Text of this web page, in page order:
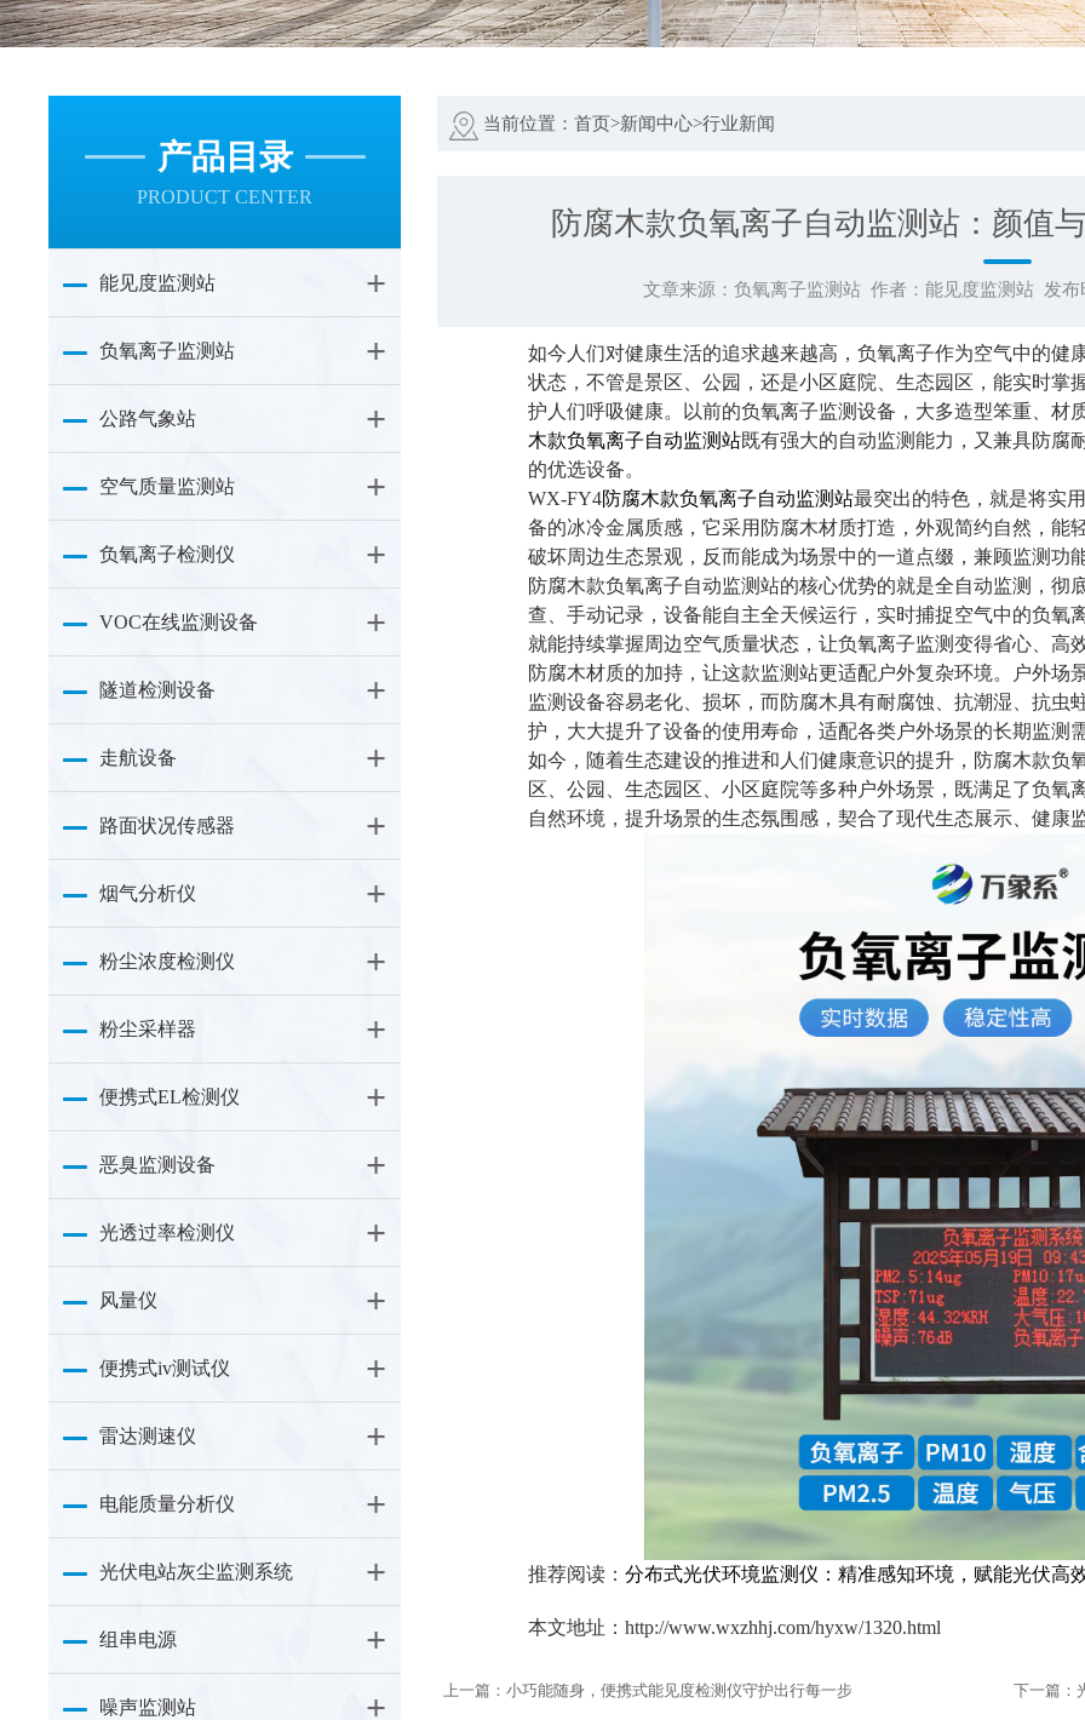
产品目录
PRODUCT CENTER
能见度监测站
负氧离子监测站
公路气象站
空气质量监测站
负氧离子检测仪
VOC在线监测设备
隧道检测设备
走航设备
路面状况传感器
烟气分析仪
粉尘浓度检测仪
粉尘采样器
便携式EL检测仪
恶臭监测设备
光透过率检测仪
风量仪
便携式iv测试仪
雷达测速仪
电能质量分析仪
光伏电站灰尘监测系统
组串电源
噪声监测站
当前位置： 首页>新闻中心>行业新闻
防腐木款负氧离子自动监测站：颜值
文章来源：负氧离子监测站 作者：能见度监测站 发布
如今人们对健康生活的追求越来越高，负氧离子作为空气中的健
状态，不管是景区、公园，还是小区庭院、生态园区，能实时掌
护人们呼吸健康。以前的负氧离子监测设备，大多造型笨重、材
木款负氧离子自动监测站既有强大的自动监测能力，又兼具防腐
的优选设备。
WX-FY4防腐木款负氧离子自动监测站最突出的特色，就是将实
备的冰冷金属质感，它采用防腐木材质打造，外观简约自然，能
破坏周边生态景观，反而能成为场景中的一道点缀，兼顾监测功
防腐木款负氧离子自动监测站的核心优势的就是全自动监测，彻
查、手动记录，设备能自主全天候运行，实时捕捉空气中的负氧
就能持续掌握周边空气质量状态，让负氧离子监测变得省心、高
防腐木材质的加持，让这款监测站更适配户外复杂环境。户外场
监测设备容易老化、损坏，而防腐木具有耐腐蚀、抗潮湿、抗虫
护，大大提升了设备的使用寿命，适配各类户外场景的长期监测
如今，随着生态建设的推进和人们健康意识的提升，防腐木款负
区、公园、生态园区、小区庭院等多种户外场景，既满足了负氧
自然环境，提升场景的生态氛围感，契合了现代生态展示、健康
推荐阅读：分布式光伏环境监测仪：精准感知环境，赋能光伏高
本文地址：http://www.wxzhhj.com/hyxw/1320.html
上一篇： 小巧能随身，便携式能见度检测仪守护出行每一步 下一篇：